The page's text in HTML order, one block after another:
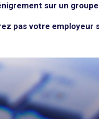
sur un
pas votre employeur